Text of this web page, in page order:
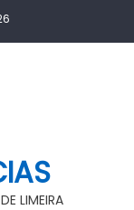
LIMEIRA